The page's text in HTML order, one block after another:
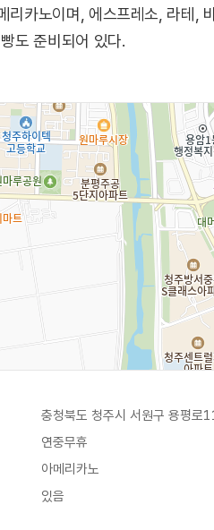
카노이며, 에스프레소, 라테, 바
도 준비되어 있다.
충청북도 청주시 서원구 용평
연중무휴
아메리카노
있음